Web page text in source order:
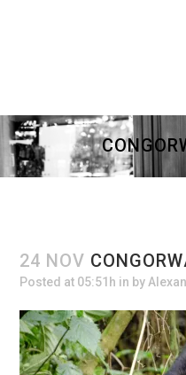
24 NOV
Posted at 05:51h in by